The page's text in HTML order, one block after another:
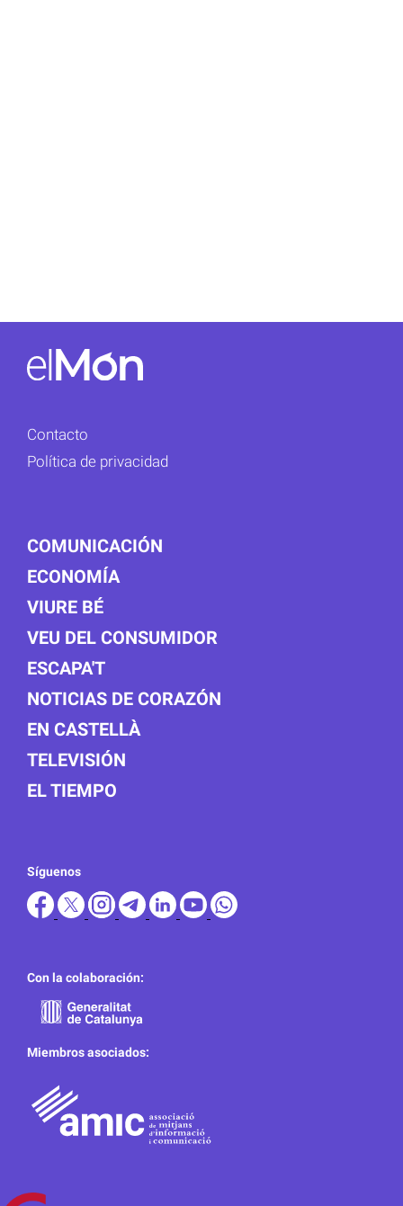
Contacto
Política de privacidad
COMUNICACIÓN
ECONOMÍA
VIURE BÉ
VEU DEL CONSUMIDOR
ESCAPA'T
NOTICIAS DE CORAZÓN
EN CASTELLÀ
TELEVISIÓN
EL TIEMPO
Síguenos
Con la colaboración:
Miembros asociados: